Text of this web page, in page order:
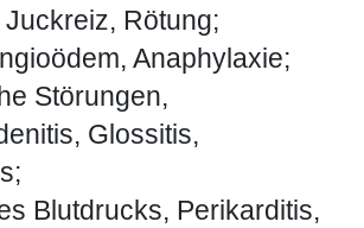
Rötung;
Anaphylaxie;
Störungen,
Glossitis,
Blutdrucks, Perikarditis,